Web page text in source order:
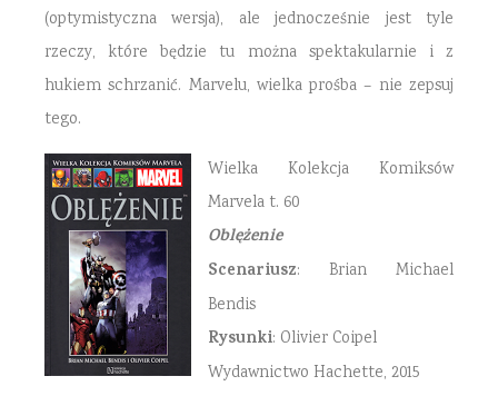
(optymistyczna wersja), ale jednocześnie jest tyle
rzeczy, które będzie tu można spektakularnie i z
hukiem schrzanić. Marvelu, wielka prośba – nie zepsuj
tego.
Wielka Kolekcja Komiksów
Marvela t. 60
Oblężenie
Scenariusz: Brian Michael
Bendis
Rysunki: Olivier Coipel
Wydawnictwo Hachette, 2015